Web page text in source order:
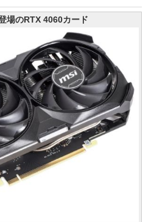
場のRTX 4060カード